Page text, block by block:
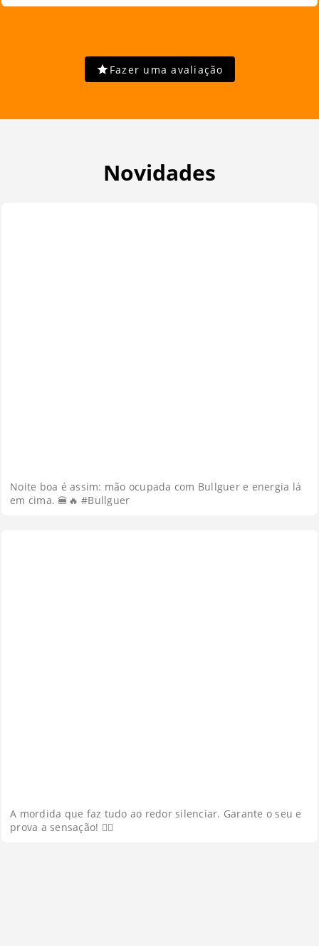
Fazer uma avaliação
Novidades
Noite boa é assim: mão ocupada com Bullguer e energia lá
em cima. 🍔🔥 #Bullguer
A mordida que faz tudo ao redor silenciar. Garante o seu e
prova a sensação! 😮‍💨